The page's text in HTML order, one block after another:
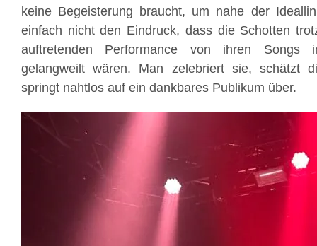
keine Begeisterung braucht, um nahe der
einfach nicht den Eindruck, dass die Schotten
auftretenden Performance von ihren Songs
gelangweilt wären. Man zelebriert sie, schätzt
springt nahtlos auf ein dankbares Publikum über.